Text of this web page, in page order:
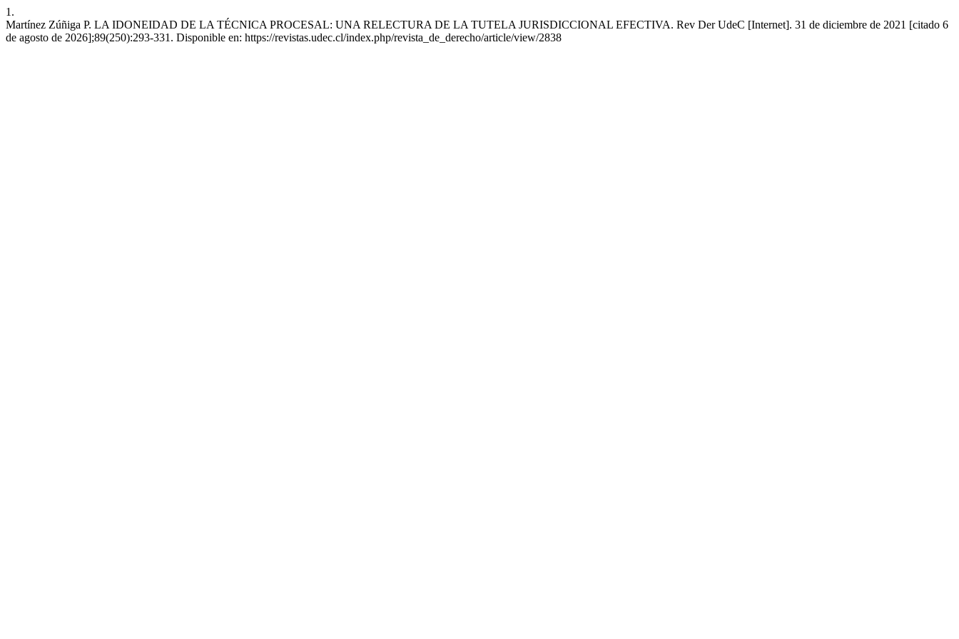
1.
Martínez Zúñiga P. LA IDONEIDAD DE LA TÉCNICA PROCESAL: UNA RELECTURA DE LA TUTELA JURISDICCIONAL EFECTIVA. Rev Der UdeC [Internet]. 31 de diciembre de 2021 [citado 6
de agosto de 2026];89(250):293-331. Disponible en: https://revistas.udec.cl/index.php/revista_de_derecho/article/view/2838